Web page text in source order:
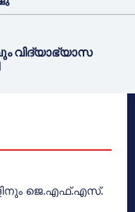
വിദ്യാഭ്യാസ
ജെ.എഫ്.എസ്.